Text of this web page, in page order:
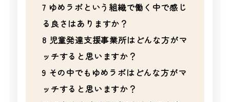
7 ゆめラボという組織で働く中で感じ
る良さはありますか？
8 児童発達支援事業所はどんな方がマ
ッチすると思いますか？
9 その中でもゆめラボはどんな方がマ
ッチすると思いますか？